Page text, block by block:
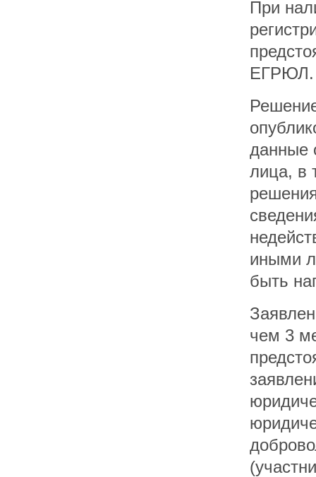
При
ЕГРЮЛ.
данные
лица, в
иными
быть
чем 3